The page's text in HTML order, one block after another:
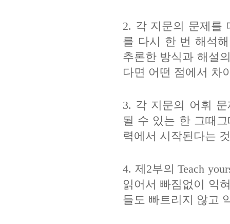
2. 각 지문의 문제를
를 다시 한 번 해석
추론한 방식과 해설
다면 어떤 점에서 차
3. 각 지문의 어휘
될 수 있는 한 그때
력에서 시작된다는
4. 제 2부의 Teach
읽어서 빠짐없이 익
들도 빠트리지 않고